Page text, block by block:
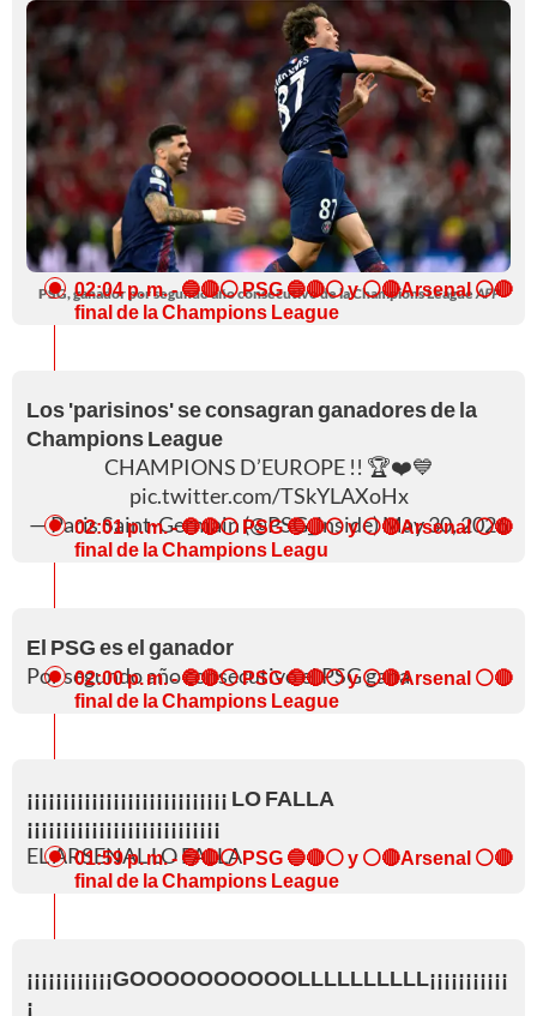
PSG, ganador por segundo año consecutivo de la Champions LeagueAFP
02:04 p. m.- 🔵🔴⚪ PSG 🔵🔴⚪ y ⚪🔴Arsenal ⚪🔴
final de la Champions League
Los 'parisinos' se consagran ganadores de la
Champions League
CHAMPIONS D’EUROPE !! 🏆❤️💙
pic.twitter.com/TSkYLAXoHx
— Paris Saint-Germain (@PSG_inside)May 30, 2026
02:01 p. m.- 🔵🔴⚪ PSG 🔵🔴⚪ y ⚪🔴Arsenal ⚪🔴
final de la Champions Leagu
El PSG es el ganador
Por segundo año consecutivo el PSG gana
02:00 p. m.- 🔵🔴⚪ PSG 🔵🔴⚪ y ⚪🔴Arsenal ⚪🔴
final de la Champions League
¡¡¡¡¡¡¡¡¡¡¡¡¡¡¡¡¡¡¡¡¡¡¡¡¡¡¡¡ LO FALLA
¡¡¡¡¡¡¡¡¡¡¡¡¡¡¡¡¡¡¡¡¡¡¡¡¡¡¡
EL ARSENAL LO FALLA
01:59 p. m.- 🔵🔴⚪ PSG 🔵🔴⚪ y ⚪🔴Arsenal ⚪🔴
final de la Champions League
¡¡¡¡¡¡¡¡¡¡¡¡GOOOOOOOOOOLLLLLLLLLL¡¡¡¡¡¡¡¡¡¡¡
¡